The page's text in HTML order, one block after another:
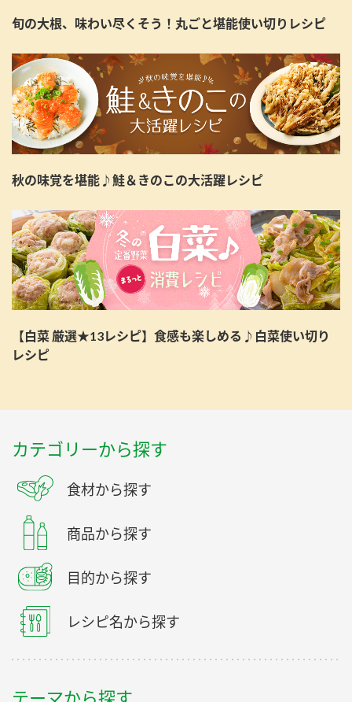
旬の大根、味わい尽くそう！丸ごと堪能使い切りレシピ
秋の味覚を堪能♪鮭＆きのこの大活躍レシピ
【白菜 厳選★13レシピ】食感も楽しめる♪白菜使い切り
レシピ
カテゴリーから探す
食材から探す
商品から探す
目的から探す
レシピ名から探す
テーマから探す